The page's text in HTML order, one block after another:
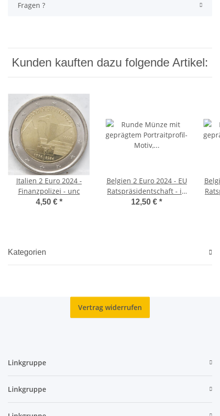
Fragen ?
Kunden kauften dazu folgende Artikel:
Italien 2 Euro 2024 -
Finanzpolizei - unc
4,50 € *
Belgien 2 Euro 2024 - EU
Ratspräsidentschaft - in
franz. Coincard
12,50 € *
Kategorien
Vertrag widerrufen
Linkgruppe
Linkgruppe